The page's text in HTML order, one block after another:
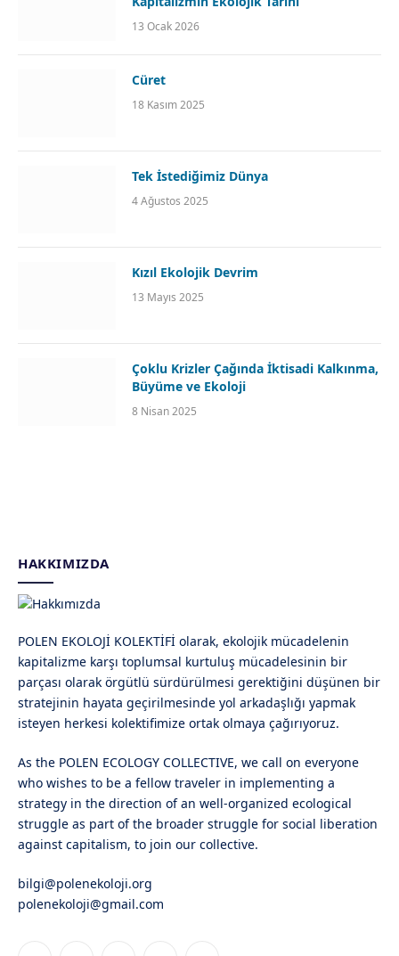
13 Ocak 2026
Cüret
18 Kasım 2025
Tek İstediğimiz Dünya
4 Ağustos 2025
Kızıl Ekolojik Devrim
13 Mayıs 2025
Çoklu Krizler Çağında İktisadi Kalkınma,
Büyüme ve Ekoloji
8 Nisan 2025
HAKKIMIZDA
POLEN EKOLOJİ KOLEKTİFİ olarak, ekolojik mücadelenin
kapitalizme karşı toplumsal kurtuluş mücadelesinin bir
parçası olarak örgütlü sürdürülmesi gerektiğini düşünen bir
stratejinin hayata geçirilmesinde yol arkadaşlığı yapmak
isteyen herkesi kolektifimize ortak olmaya çağırıyoruz.
As the POLEN ECOLOGY COLLECTIVE, we call on everyone
who wishes to be a fellow traveler in implementing a
strategy in the direction of an well-organized ecological
struggle as part of the broader struggle for social liberation
against capitalism, to join our collective.
bilgi@polenekoloji.org
polenekoloji@gmail.com